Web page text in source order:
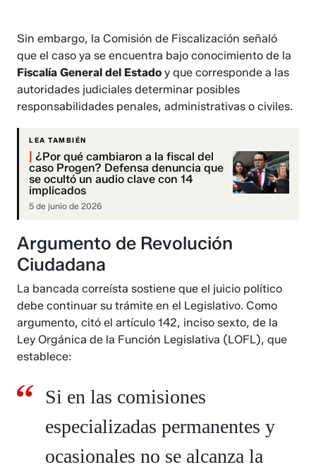
Sin embargo, la Comisión de Fiscalización señaló
que el caso ya se encuentra bajo conocimiento de la
Fiscalía General del Estadoy que corresponde a las
autoridades judiciales determinar posibles
responsabilidades penales, administrativas o civiles.
LEA TAMBIÉN
¿Por qué cambiaron a la fiscal del
caso Progen? Defensa denuncia que
se ocultó un audio clave con 14
implicados
5 de junio de 2026
Argumento de Revolución
Ciudadana
La bancada correísta sostiene que el juicio político
debe continuar su trámite en el Legislativo. Como
argumento, citó el artículo 142, inciso sexto, de la
Ley Orgánica de la Función Legislativa (LOFL), que
establece:
Si en las comisiones
especializadas permanentes y
ocasionales no se alcanza la